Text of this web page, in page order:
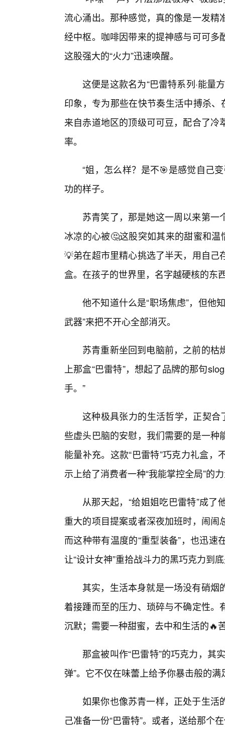
流心涌出。那种感觉，真的像是一发
经中枢。咖啡因带来的提神感与可可
这股强大的“火力”迅速唤醒。
这便是这款名为“巴雷特系列·能量
印象，专为那些在快节奏生活中搏杀
来自赤道地区的顶级可可豆，配合了
率。
“姐，怎么样？是不🎯是感觉自己
功的样子。
苏青笑了，那是她这一周以来第
冰凉的心被🤔这股突如其来的甜蜜和
💡弟在超市里精心挑选了半天，用自
盒。在孩子的世界里，名字越硬核的东
他不知道什么是“职场焦虑”，但他
武器”来把不开心全部消灭。
苏青重新坐回到电脑前，之前的
上那盒“巴雷特”，想起了品牌的那句
手。”
这种极具张力的生活哲学，正契合
些虚头巴脑的安慰，我们需要的是一
能量补充。这款“巴雷特”巧克力礼盒
示上给了消费者一种“我能掌控全局”的
从那天起，“给姐姐吃巴雷特”成
重大的项目提案或者深夜加班时，闹
而这种带有温度的“重型装备”，也迅
让“设计女神”重拾战斗力的黑巧克力到
其实，生活本身就是一场没有硝
着接踵而至的压力、琐碎与不确定性
沉默；需要一种甜蜜，去中和生活的🔥
那盒被叫作“巴雷特”的巧克力，其
弹”。它不仅在味蕾上给予你暴击般的
如果你也像苏青一样，正处于生活
己准备一份“巴雷特”。或者，送给那个